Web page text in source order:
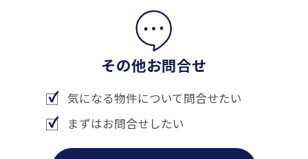
その他お問合せ
気になる物件について問合せたい
まずはお問合せしたい